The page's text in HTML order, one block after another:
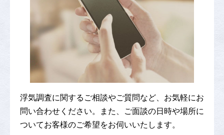
浮気調査に関するご相談やご質問など、お気軽にお
問い合わせください。また、ご面談の日時や場所に
ついてお客様のご希望をお伺いいたします。